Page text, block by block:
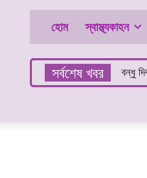
হোম স্বাস্থ্যকাহন
সর্বশেষ খবর বন্ধু